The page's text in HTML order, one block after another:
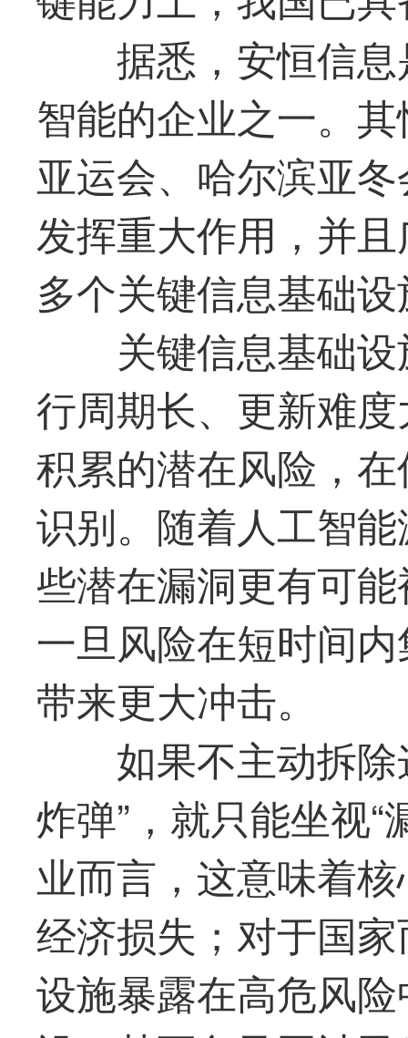
据悉，安恒信
智能的企业之一。
亚运会、哈尔滨亚
发挥重大作用，并
多个关键信息基础
关键信息基础
行周期长、更新难
积累的潜在风险，
识别。随着人工智
些潜在漏洞更有可
一旦风险在短时间
带来更大冲击。
如果不主动拆
炸弹”，就只能坐视
业而言，这意味着
经济损失；对于国
设施暴露在高危风